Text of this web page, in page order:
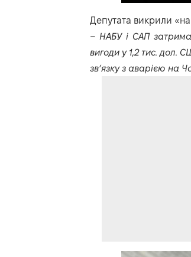
Депутата викрили
– НАБУ і САП
вигоди у 1,2 тис. дол.
зв’язку з аварією на